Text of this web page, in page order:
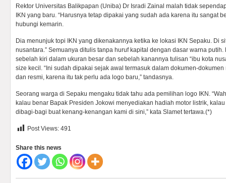
Rektor Universitas Balikpapan (Uniba) Dr Isradi Zainal malah tidak
IKN yang baru. “Harusnya tetap dipakai yang sudah ada karena itu sangat
hubungi kemarin.
Dia menunjuk topi IKN yang dikenakannya ketika ke lokasi IKN Sepaku. Di
nusantara.” Semuanya ditulis tanpa huruf kapital dengan dasar warna putih.
sebelah kiri dalam ukuran besar dan sebelah kanannya tulisan “ibu kota
size kecil. “Ini sudah dipakai sejak awal termasuk dalam dokumen-
dan resmi, karena itu tak perlu ada logo baru,” tandasnya.
Seorang warga di Sepaku mengaku tidak tahu ada pemilihan logo IKN.
kalau benar Bapak Presiden Jokowi menyediakan hadiah motor listrik,
dibagi-bagi buat kenang-kenangan kami di sini,” kata Slamet tertawa.(*)
Post Views: 491
Share this news